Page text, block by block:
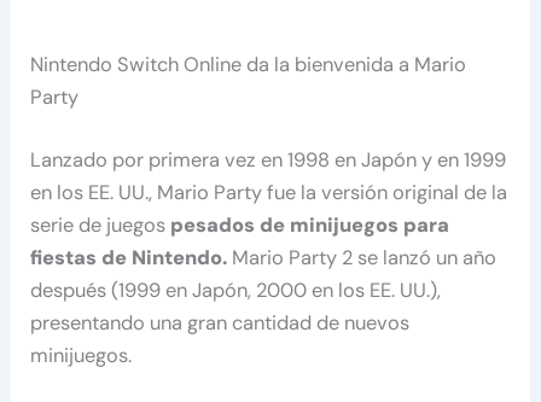
Nintendo Switch Online da la bienvenida a Mario
Party
Lanzado por primera vez en 1998 en Japón y en 1999
en los EE. UU., Mario Party fue la versión original de la
serie de juegos pesados ​​de minijuegos para
fiestas de Nintendo. Mario Party 2 se lanzó un año
después (1999 en Japón, 2000 en los EE. UU.),
presentando una gran cantidad de nuevos
minijuegos.